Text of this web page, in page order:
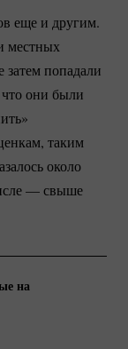
еще и другим.
местных
попадали
что они были
таким
около
— свыше
на